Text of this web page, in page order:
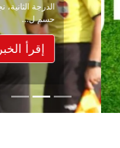
الدرجة الثانية، نجح الإخاء الأهلي
حسم ل...
إقرأ الخبر